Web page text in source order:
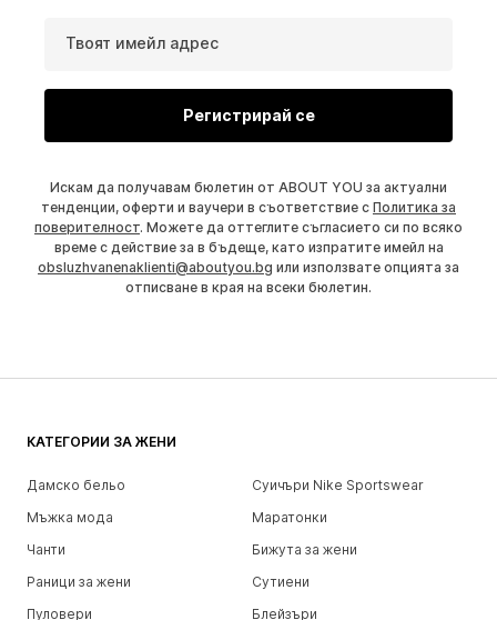
Твоят имейл адрес
Регистрирай се
Искам да получавам бюлетин от ABOUT YOU за актуални
тенденции, оферти и ваучери в съответствие с Политика за
поверителност. Можете да оттеглите съгласието си по всяко
време с действие за в бъдеще, като изпратите имейл на
obsluzhvanenaklienti@aboutyou.bg или използвате опцията за
отписване в края на всеки бюлетин.
КАТЕГОРИИ ЗА ЖЕНИ
Дамско бельо
Суичъри Nike Sportswear
Мъжка мода
Маратонки
Чанти
Бижута за жени
Раници за жени
Сутиени
Пуловери
Блейзъри